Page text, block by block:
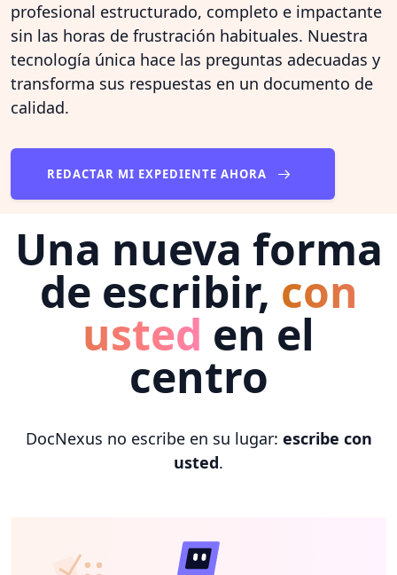
profesional estructurado, completo e impactante
sin las horas de frustración habituales. Nuestra
tecnología única hace las preguntas adecuadas y
transforma sus respuestas en un documento de
calidad.
REDACTAR MI EXPEDIENTE AHORA
Una nueva forma
de escribir, con
usted en el
centro
DocNexus no escribe en su lugar: escribe con
usted.